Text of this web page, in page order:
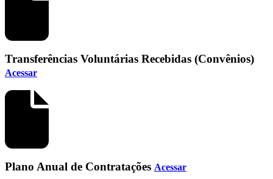
Transferências Voluntárias Recebidas (Convênios)
Acessar
Plano Anual de Contratações Acessar